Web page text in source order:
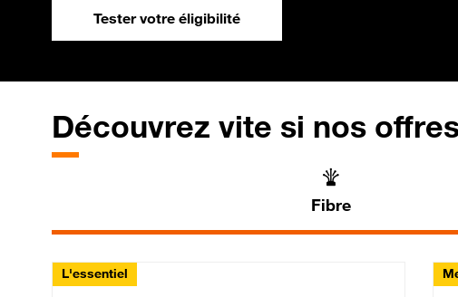
Tester votre éligibilité
Découvrez vite si nos
Fibre
L'essentiel